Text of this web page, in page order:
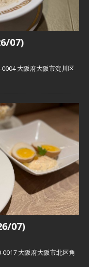
07)
大阪府大阪市淀川区
07)
大阪府大阪市北区角